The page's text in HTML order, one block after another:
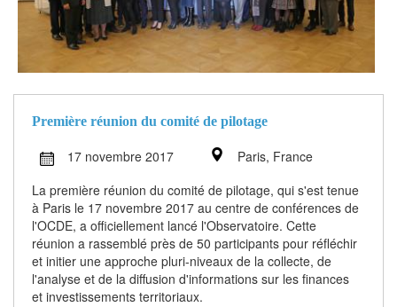
Première réunion du comité de pilotage
17 novembre 2017
Paris, France
La première réunion du comité de pilotage, qui s'est tenue
à Paris le 17 novembre 2017 au centre de conférences de
l'OCDE, a officiellement lancé l'Observatoire. Cette
réunion a rassemblé près de 50 participants pour réfléchir
et initier une approche pluri-niveaux de la collecte, de
l'analyse et de la diffusion d'informations sur les finances
et investissements territoriaux.